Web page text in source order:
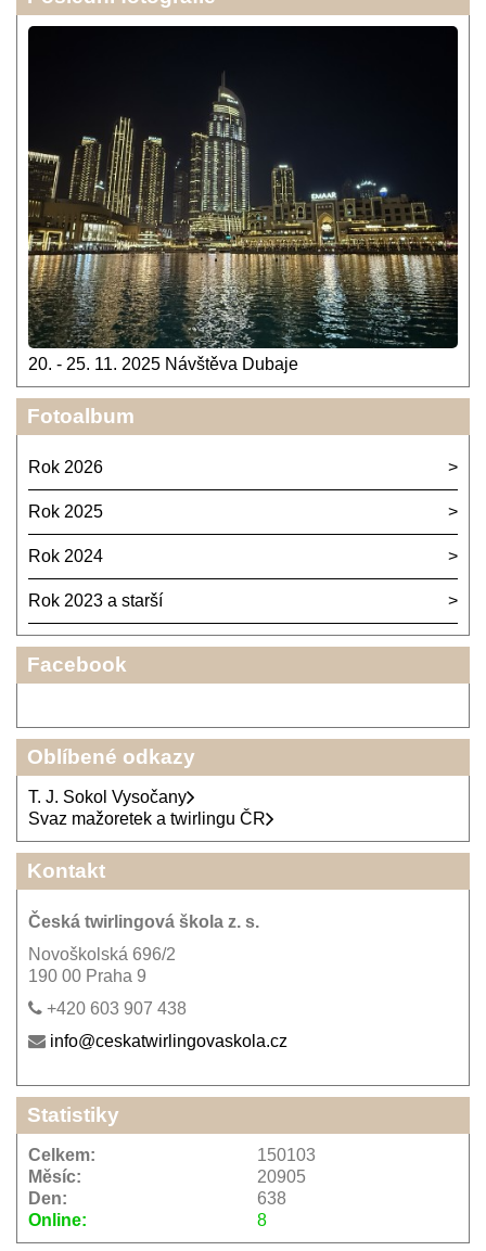
20. - 25. 11. 2025 Návštěva Dubaje
Fotoalbum
Rok 2026
Rok 2025
Rok 2024
Rok 2023 a starší
Facebook
Oblíbené odkazy
T. J. Sokol Vysočany
Svaz mažoretek a twirlingu ČR
Kontakt
Česká twirlingová škola z. s.
Novoškolská 696/2
190 00 Praha 9
+420 603 907 438
info@ceskatwirlingovaskola.cz
Statistiky
Online: 8
Celkem:
150103
Měsíc:
20905
Den:
638